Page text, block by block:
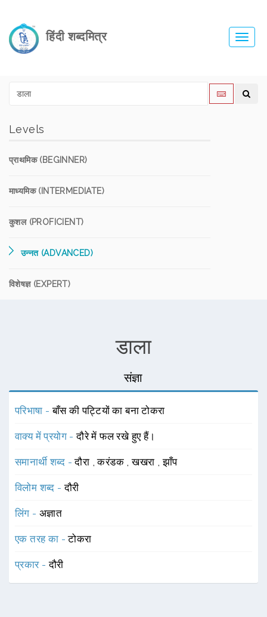
हिंदी शब्दमित्र
Levels
प्राथमिक (BEGINNER)
माध्यमिक (INTERMEDIATE)
कुशल (PROFICIENT)
उन्नत (ADVANCED)
विशेषज्ञ (EXPERT)
डाला
संज्ञा
परिभाषा -बाँस की पट्टियों का बना टोकरा
वाक्य में प्रयोग -दौरे में फल रखे हुए हैं।
समानार्थी शब्द -दौरा ,करंडक ,खखरा ,झाँप
विलोम शब्द -दौरी
लिंग - अज्ञात
एक तरह का -टोकरा
प्रकार -दौरी